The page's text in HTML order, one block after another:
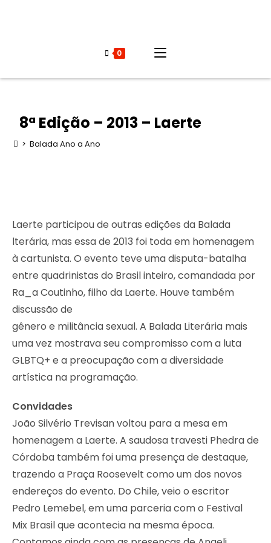
0
8ª Edição – 2013 – Laerte
> Balada Ano a Ano
Laerte participou de outras edições da Balada
lterária, mas essa de 2013 foi toda em homenagem
à cartunista. O evento teve uma disputa-batalha
entre quadrinistas do Brasil inteiro, comandada por
Ra_a Coutinho, filho da Laerte. Houve também
discussão de
gênero e militância sexual. A Balada Literária mais
uma vez mostrava seu compromisso com a luta
GLBTQ+ e a preocupação com a diversidade
artística na programação.
Convidades
João Silvério Trevisan voltou para a mesa em
homenagem a Laerte. A saudosa travesti Phedra de
Córdoba também foi uma presença de destaque,
trazendo a Praça Roosevelt como um dos novos
endereços do evento. Do Chile, veio o escritor
Pedro Lemebel, em uma parceria com o Festival
Mix Brasil que acontecia na mesma época.